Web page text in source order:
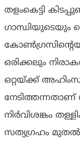
തളംകെട്ടി
ഗാന്ധിയുടെയും
ഒരിക്കലും
ഒറ്റയ്ക്ക്
നേടിത്തന്നതാണ്
നിർവിശങ്കം
സത്യഗ്രഹം